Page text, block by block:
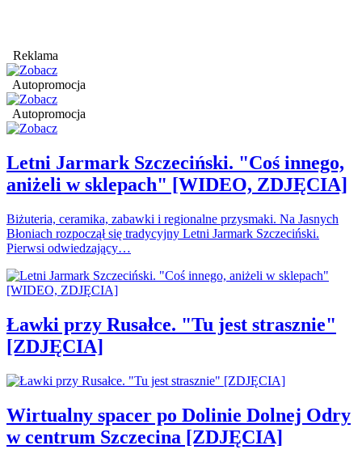
Reklama
Autopromocja
Autopromocja
Letni Jarmark Szczeciński. "Coś innego,
aniżeli w sklepach" [WIDEO, ZDJĘCIA]
Biżuteria, ceramika, zabawki i regionalne przysmaki. Na Jasnych
Błoniach rozpoczął się tradycyjny Letni Jarmark Szczeciński.
Pierwsi odwiedzający…
Ławki przy Rusałce. "Tu jest strasznie"
[ZDJĘCIA]
Wirtualny spacer po Dolinie Dolnej Odry
w centrum Szczecina [ZDJĘCIA]